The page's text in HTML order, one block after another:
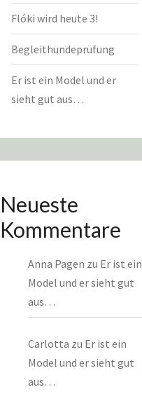
Flóki wird heute 3!
Begleithundeprüfung
Er ist ein Model und er
sieht gut aus…
Neueste
Kommentare
Anna Pagen zu Er ist ein
Model und er sieht gut
aus…
Carlotta zu Er ist ein
Model und er sieht gut
aus…